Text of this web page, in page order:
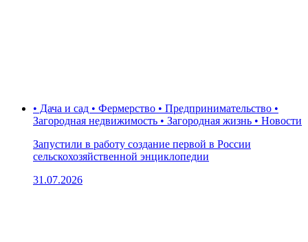
• Дача и сад • Фермерство • Предпринимательство •
Загородная недвижимость • Загородная жизнь • Новости
Запустили в работу создание первой в России
сельскохозяйственной энциклопедии
31.07.2026